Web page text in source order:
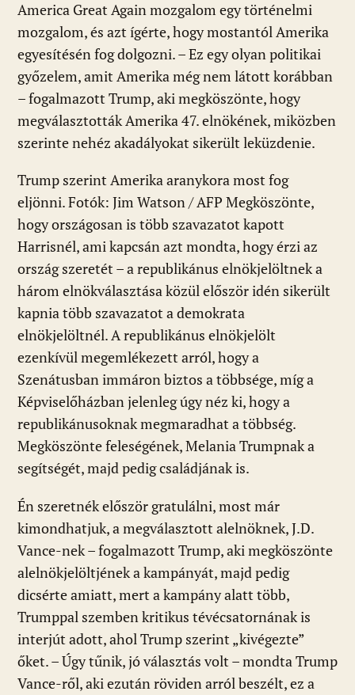
America Great Again mozgalom egy történelmi
mozgalom, és azt ígérte, hogy mostantól Amerika
egyesítésén fog dolgozni. – Ez egy olyan politikai
győzelem, amit Amerika még nem látott korábban
– fogalmazott Trump, aki megköszönte, hogy
megválasztották Amerika 47. elnökének, miközben
szerinte nehéz akadályokat sikerült leküzdenie.
Trump szerint Amerika aranykora most fog
eljönni. Fotók: Jim Watson / AFP Megköszönte,
hogy országosan is több szavazatot kapott
Harrisnél, ami kapcsán azt mondta, hogy érzi az
ország szeretét – a republikánus elnökjelöltnek a
három elnökválasztása közül először idén sikerült
kapnia több szavazatot a demokrata
elnökjelöltnél. A republikánus elnökjelölt
ezenkívül megemlékezett arról, hogy a
Szenátusban immáron biztos a többsége, míg a
Képviselőházban jelenleg úgy néz ki, hogy a
republikánusoknak megmaradhat a többség.
Megköszönte feleségének, Melania Trumpnak a
segítségét, majd pedig családjának is.
Én szeretnék először gratulálni, most már
kimondhatjuk, a megválasztott alelnöknek, J.D.
Vance-nek – fogalmazott Trump, aki megköszönte
alelnökjelöltjének a kampányát, majd pedig
dicsérte amiatt, mert a kampány alatt több,
Trumppal szemben kritikus tévécsatornának is
interjút adott, ahol Trump szerint „kivégezte”
őket. – Úgy tűnik, jó választás volt – mondta Trump
Vance-ről, aki ezután röviden arról beszélt, ez a